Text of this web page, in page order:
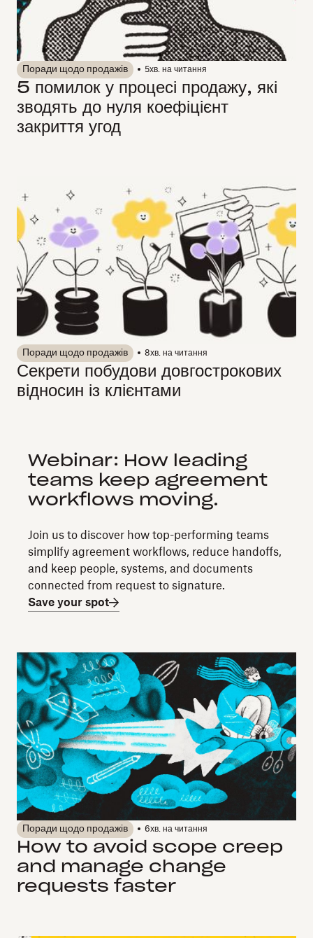
Поради щодо продажів 5хв. на читання
5 помилок у процесі продажу, які
зводять до нуля коефіцієнт
закриття угод
Поради щодо продажів 8хв. на читання
Секрети побудови довгострокових
відносин із клієнтами
Webinar: How leading
teams keep agreement
workflows moving.
Join us to discover how top-performing teams
simplify agreement workflows, reduce handoffs,
and keep people, systems, and documents
connected from request to signature.
Save your spot
Поради щодо продажів 6хв. на читання
How to avoid scope creep
and manage change
requests faster